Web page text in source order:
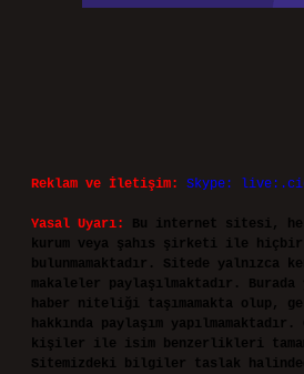
Reklam ve İletişim: Skype:
Yasal Uyarı:
Bu internet sitesi,
kurum veya şahıs şirketi ile hiçbir
bulunmamaktadır. Sitede yalnızca
makaleler paylaşılmaktadır.
haber niteliği taşımamakta olup,
hakkında paylaşım yapılmamaktadır.
kişiler ile isim benzerlikleri
Sitemizdeki bilgiler taslak